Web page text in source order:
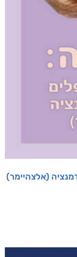
(אלצהיימר)